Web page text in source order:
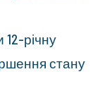
річну
стану